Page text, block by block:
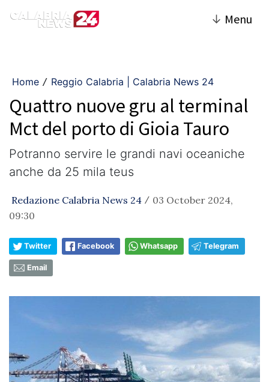
↓ Menu
Home / Reggio Calabria | Calabria News 24
Quattro nuove gru al terminal
Mct del porto di Gioia Tauro
Potranno servire le grandi navi oceaniche
anche da 25 mila teus
Redazione Calabria News 24 / 03 October 2024,
09:30
Twitter Facebook Whatsapp Telegram
Email